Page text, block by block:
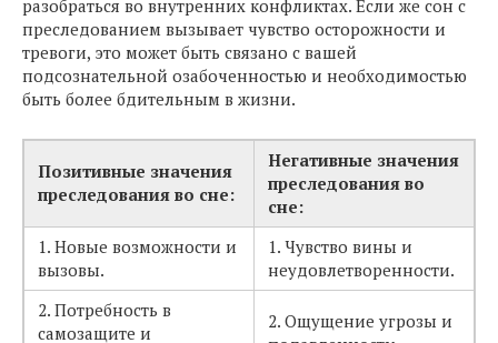
разобраться во внутренних конфликтах. Если же сон с
преследованием вызывает чувство осторожности и
тревоги, это может быть связано с вашей
подсознательной озабоченностью и необходимостью
быть более бдительным в жизни.
Позитивные значения
преследования во сне:
Негативные значения
преследования во
сне:
1. Новые возможности и
вызовы.
1. Чувство вины и
неудовлетворенности.
2. Потребность в
самозащите и
2. Ощущение угрозы и